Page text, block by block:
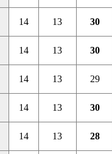
14 13 30
14 13 30
14 13 29
14 13 30
14 13 28